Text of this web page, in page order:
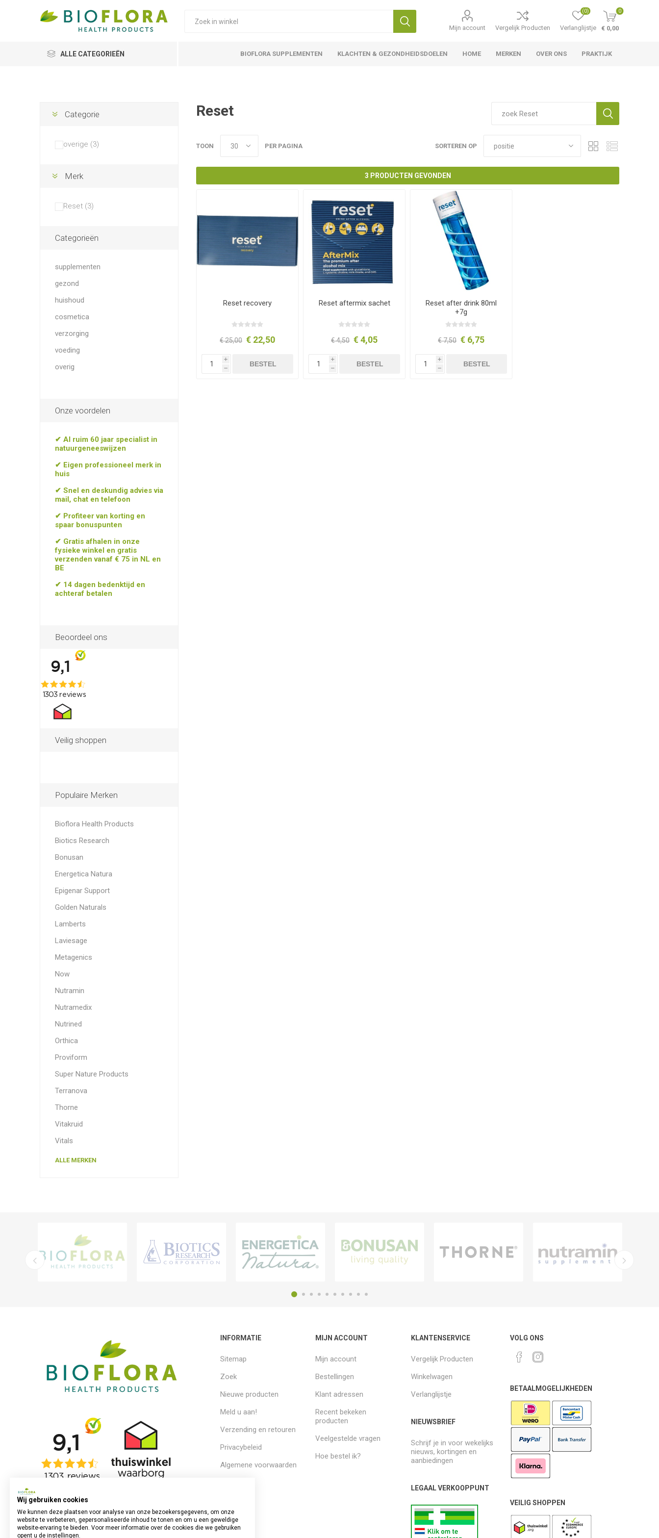
Mijn account Vergelijk Producten Verlanglijstje
(0) 0
€ 0,00
ALLE CATEGORIEËN BIOFLORA SUPPLEMENTEN KLACHTEN & GEZONDHEIDSDOELEN HOME MERKEN OVER ONS PRAKTIJK
Reset
SORTEREN OP
TOON PER PAGINA
3 PRODUCTEN GEVONDEN
Reset recovery
€ 25,00 € 22,50
i
h
BESTEL
Reset aftermix sachet
€ 4,50 € 4,05
i
h
BESTEL
Reset after drink 80ml
+7g
€ 7,50 € 6,75
i
h
BESTEL
Categorie
overige (3)
Merk
Reset (3)
Categorieën
supplementen
gezond
huishoud
cosmetica
verzorging
voeding
overig
Onze voordelen
✔ Al ruim 60 jaar specialist in
natuurgeneeswijzen
✔ Eigen professioneel merk in
huis
✔ Snel en deskundig advies via
mail, chat en telefoon
✔ Profiteer van korting en
spaar bonuspunten
✔ Gratis afhalen in onze
fysieke winkel en gratis
verzenden vanaf € 75 in NL en
BE
✔ 14 dagen bedenktijd en
achteraf betalen
Beoordeel ons
Veilig shoppen
Populaire Merken
Bioflora Health Products
Biotics Research
Bonusan
Energetica Natura
Epigenar Support
Golden Naturals
Lamberts
Laviesage
Metagenics
Now
Nutramin
Nutramedix
Nutrined
Orthica
Proviform
Super Nature Products
Terranova
Thorne
Vitakruid
Vitals
ALLE MERKEN
INFORMATIE
Sitemap
Zoek
Nieuwe producten
Meld u aan!
Verzending en retouren
Privacybeleid
Algemene voorwaarden
MIJN ACCOUNT
Mijn account
Bestellingen
Klant adressen
Recent bekeken
producten
Veelgestelde vragen
Hoe bestel ik?
KLANTENSERVICE
Vergelijk Producten
Winkelwagen
Verlanglijstje
NIEUWSBRIEF
Schrijf je in voor wekelijks
nieuws, kortingen en
aanbiedingen
LEGAAL VERKOOPPUNT
VOLG ONS
BETAALMOGELIJKHEDEN
VEILIG SHOPPEN
Wij gebruiken cookies
We kunnen deze plaatsen voor analyse van onze bezoekersgegevens, om onze
website te verbeteren, gepersonaliseerde inhoud te tonen en om u een geweldige
website-ervaring te bieden. Voor meer informatie over de cookies die we gebruiken
opent u de instellingen.